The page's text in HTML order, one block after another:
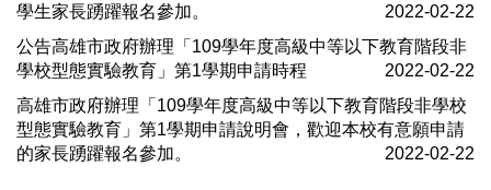
學生家長踴躍報名參加。
2022-02-22
公告高雄市政府辦理「109學年度高級中等以下教育階段非
學校型態實驗教育」第1學期申請時程
2022-02-22
高雄市政府辦理「109學年度高級中等以下教育階段非學校
型態實驗教育」第1學期申請說明會，歡迎本校有意願申請
的家長踴躍報名參加。
2022-02-22